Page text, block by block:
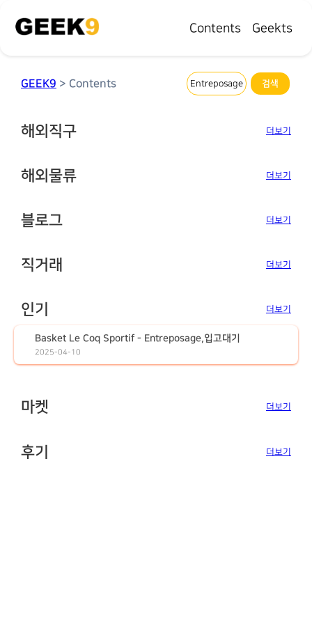
Contents Geekts
GEEK9 > Contents
해외직구 더보기
해외물류 더보기
블로그 더보기
직거래 더보기
인기 더보기
Basket Le Coq Sportif - Entreposage,입고대기
2025-04-10
마켓 더보기
후기 더보기